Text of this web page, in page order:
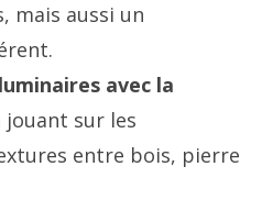
mais aussi un
avec la
jouant sur les
entre bois, pierre